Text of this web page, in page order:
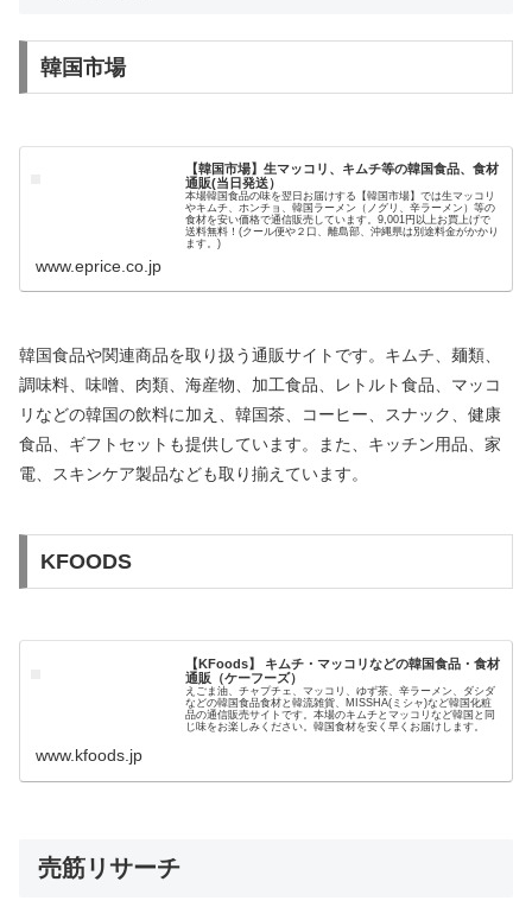
韓国市場
【韓国市場】生マッコリ、キムチ等の韓国食品、食材
通販(当日発送）
本場韓国食品の味を翌日お届けする【韓国市場】では生マッコリ
やキムチ、ホンチョ、韓国ラーメン（ノグリ、辛ラーメン）等の
食材を安い価格で通信販売しています。9,001円以上お買上げで
送料無料！(クール便や２口、離島部、沖縄県は別途料金がかかり
ます。)
www.eprice.co.jp
韓国食品や関連商品を取り扱う通販サイトです。キムチ、麺類、
調味料、味噌、肉類、海産物、加工食品、レトルト食品、マッコ
リなどの韓国の飲料に加え、韓国茶、コーヒー、スナック、健康
食品、ギフトセットも提供しています。また、キッチン用品、家
電、スキンケア製品なども取り揃えています。
KFOODS
【KFoods】 キムチ・マッコリなどの韓国食品・食材
通販（ケーフーズ）
えごま油、チャプチェ、マッコリ、ゆず茶、辛ラーメン、ダシダ
などの韓国食品食材と韓流雑貨、MISSHA(ミシャ)など韓国化粧
品の通信販売サイトです。本場のキムチとマッコリなど韓国と同
じ味をお楽しみください。韓国食材を安く早くお届けします。
www.kfoods.jp
売筋リサーチ